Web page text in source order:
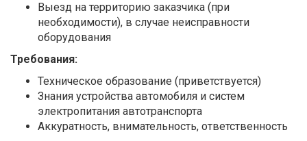
Выезд на территорию заказчика (при
необходимости), в случае неисправности
оборудования
Требования:
Техническое образование (приветствуется)
Знания устройства автомобиля и систем
электропитания автотранспорта
Аккуратность, внимательность, ответственность